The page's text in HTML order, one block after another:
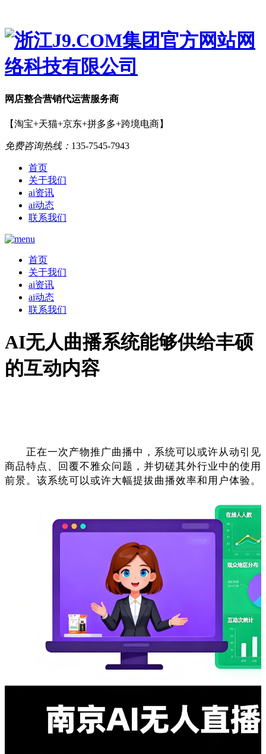
网店整合营销代运营服务商
【淘宝+天猫+京东+拼多多+跨境电商】
免费咨询热线： 135-7545-7943
首页
关于我们
ai资讯
ai动态
联系我们
首页
关于我们
ai资讯
ai动态
联系我们
AI无人曲播系统能够供给丰硕
的互动内容
正在一次产物推广曲播中，系统可以或许从动引见
商品特点、回覆不雅众问题，并切磋其外行业中的使用
前景。该系统可以或许大幅提拔曲播效率和用户体验。